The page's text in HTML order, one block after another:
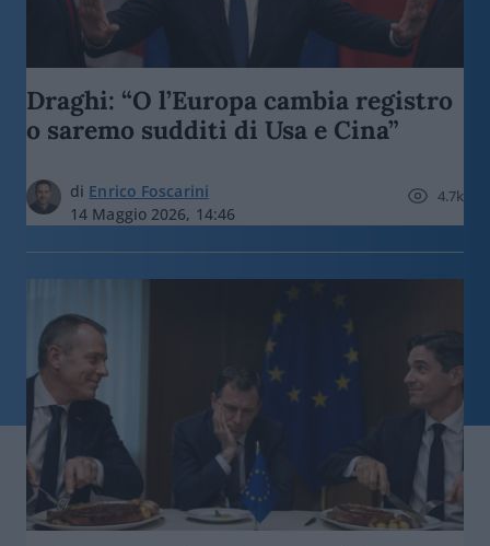
Draghi: “O l’Europa cambia registro
o saremo sudditi di Usa e Cina”
di Enrico Foscarini
14 Maggio 2026, 14:46
4.7k